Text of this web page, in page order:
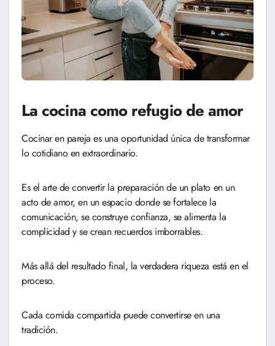
La cocina como refugio de amor
Cocinar en pareja es una oportunidad única de transformar
lo cotidiano en extraordinario.
Es el arte de convertir la preparación de un plato en un
acto de amor, en un espacio donde se fortalece la
comunicación, se construye confianza, se alimenta la
complicidad y se crean recuerdos imborrables.
Más allá del resultado final, la verdadera riqueza está en el
proceso.
Cada comida compartida puede convertirse en una
tradición.